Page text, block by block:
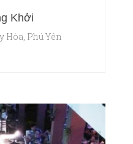
Khởi
Hòa, Phú Yên